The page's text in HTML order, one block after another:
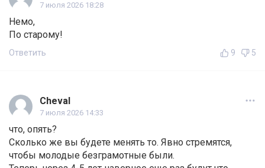
7 июля 2026 18:28
Немо,
По старому!
Ответить 9 5
Cheval
7 июля 2026 14:33
что, опять?
Сколько же вы будете менять то. Явно стремятся,
чтобы молодые безграмотные были.